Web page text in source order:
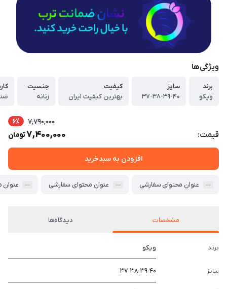
ویژگی‌ها
برند
ویکو
سایز
۳۷-۳۸-۳۹-۴۰
کیفیت
بهترین کیفیت ایران
جنسیت
زنانه
قیمت:
7,790,000 6٪
7,400,000تومان
افزودن به سبدخرید
عنوان محتوای سفارشی عنوان محتوای سفارشی عنوان
مشخصات دیدگاه‌ها
برند ویکو
سایز ۳۷-۳۸-۳۹-۴۰